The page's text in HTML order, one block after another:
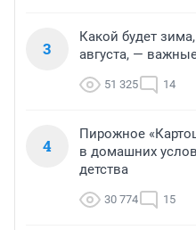
3
Какой будет
августа, —
51 325 14
4
Пирожное
в домашних
детства
30 774 15